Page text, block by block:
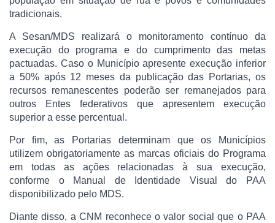
tradicionais.
A Sesan/MDS realizará o monitoramento contínuo da
execução do programa e do cumprimento das metas
pactuadas. Caso o Município apresente execução inferior
a 50% após 12 meses da publicação das Portarias, os
recursos remanescentes poderão ser remanejados para
outros Entes federativos que apresentem execução
superior a esse percentual.
Por fim, as Portarias determinam que os Municípios
utilizem obrigatoriamente as marcas oficiais do Programa
em todas as ações relacionadas à sua execução,
conforme o Manual de Identidade Visual do PAA
disponibilizado pelo MDS.
Diante disso, a CNM reconhece o valor social que o PAA